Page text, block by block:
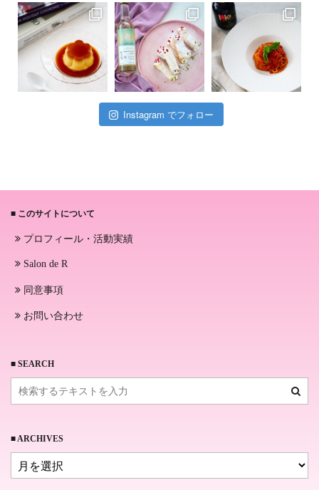
Instagram でフォロー
■ このサイトについて
プロフィール・活動実績
Salon de R
同意事項
お問い合わせ
■ SEARCH
■ ARCHIVES